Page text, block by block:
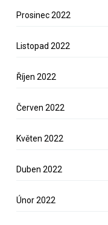
Prosinec 2022
Listopad 2022
Říjen 2022
Červen 2022
Květen 2022
Duben 2022
Únor 2022